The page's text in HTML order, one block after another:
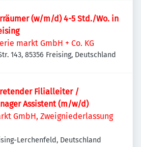
(w/m/d) 4-5 Std./Wo. in
markt GmbH + Co. KG
143, 85356 Freising, Deutschland
Filialleiter /
Assistent (m/w/d)
GmbH, Zweigniederlassung
Lerchenfeld, Deutschland